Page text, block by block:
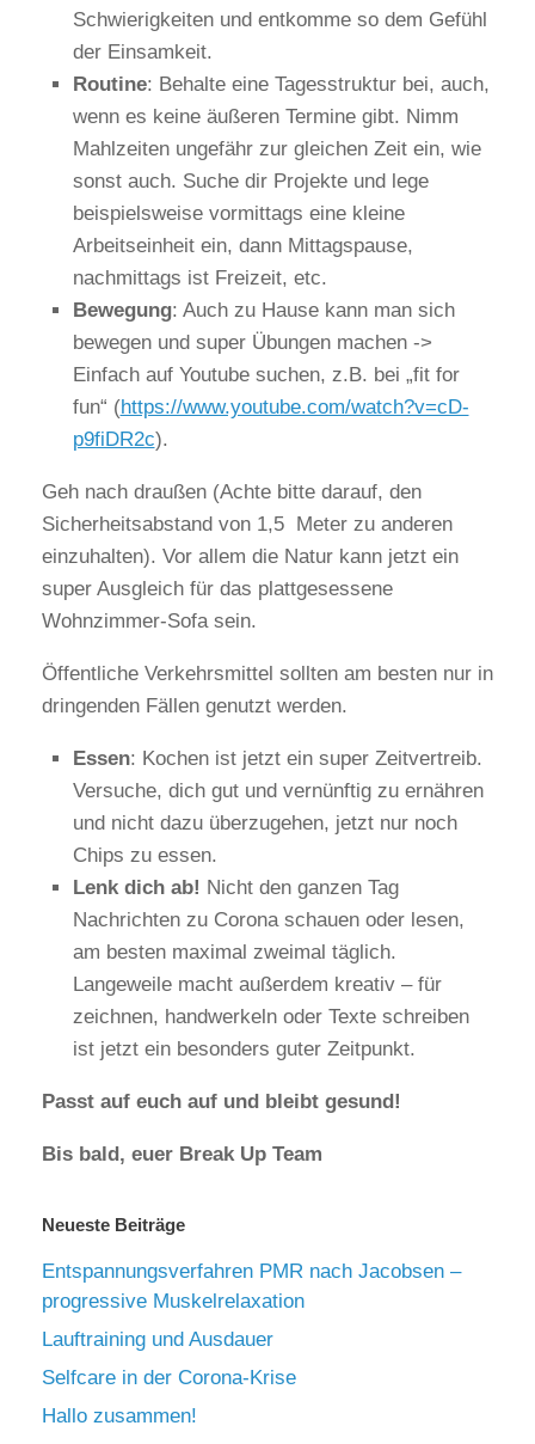
Schwierigkeiten und entkomme so dem Gefühl
der Einsamkeit.
Routine: Behalte eine Tagesstruktur bei, auch,
wenn es keine äußeren Termine gibt. Nimm
Mahlzeiten ungefähr zur gleichen Zeit ein, wie
sonst auch. Suche dir Projekte und lege
beispielsweise vormittags eine kleine
Arbeitseinheit ein, dann Mittagspause,
nachmittags ist Freizeit, etc.
Bewegung: Auch zu Hause kann man sich
bewegen und super Übungen machen ->
Einfach auf Youtube suchen, z.B. bei „fit for
fun“ (https://www.youtube.com/watch?v=cD-
p9fiDR2c).
Geh nach draußen (Achte bitte darauf, den
Sicherheitsabstand von 1,5 Meter zu anderen
einzuhalten). Vor allem die Natur kann jetzt ein
super Ausgleich für das plattgesessene
Wohnzimmer-Sofa sein.
Öffentliche Verkehrsmittel sollten am besten nur in
dringenden Fällen genutzt werden.
Essen: Kochen ist jetzt ein super Zeitvertreib.
Versuche, dich gut und vernünftig zu ernähren
und nicht dazu überzugehen, jetzt nur noch
Chips zu essen.
Lenk dich ab! Nicht den ganzen Tag
Nachrichten zu Corona schauen oder lesen,
am besten maximal zweimal täglich.
Langeweile macht außerdem kreativ – für
zeichnen, handwerkeln oder Texte schreiben
ist jetzt ein besonders guter Zeitpunkt.
Passt auf euch auf und bleibt gesund!
Bis bald, euer Break Up Team
Neueste Beiträge
Entspannungsverfahren PMR nach Jacobsen –
progressive Muskelrelaxation
Lauftraining und Ausdauer
Selfcare in der Corona-Krise
Hallo zusammen!